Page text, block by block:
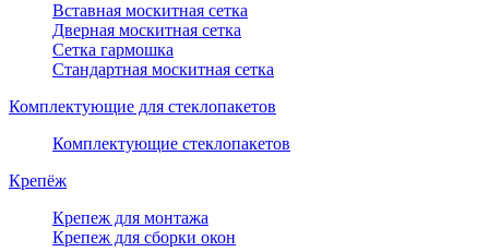
Вставная москитная сетка
Дверная москитная сетка
Сетка гармошка
Стандартная москитная сетка
Комплектующие для стеклопакетов
Комплектующие стеклопакетов
Крепёж
Крепеж для монтажа
Крепеж для сборки окон